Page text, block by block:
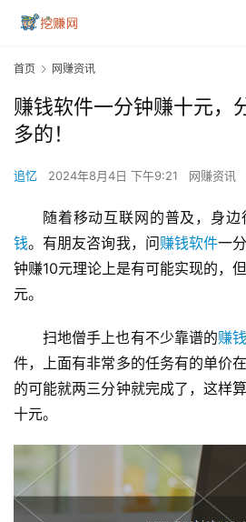
首页 网赚资讯
赚钱软件一分钟赚十元，
多的！
追忆 2024年8月4日 下午9:21 网赚资讯
随着移动互联网的普及，身
钱。有朋友咨询我，问赚钱软件一
钟赚10元理论上是有可能实现的，
元。
扫地僧手上也有不少靠谱的赚
件，上面有非常多的任务有的单价
的可能就两三分钟就完成了，这样
十元。